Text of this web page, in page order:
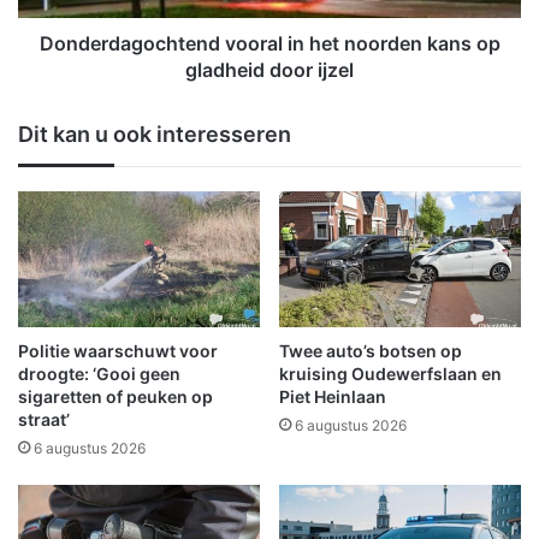
t
e
t
j
e
a
a
n
i
n
S
c
h
e
d
g
e
n
d
v
o
o
r
a
l
i
n
h
e
o
Donderdagochtend vooral in het noorden kans op
gladheid door ijzel
Dit kan u ook interesseren
Politie waarschuwt voor
droogte: ‘Gooi geen
sigaretten of peuken op
straat’
6 augustus 2026
Twee auto’s botsen op
kruising Oudewerfslaan en
Piet Heinlaan
6 augustus 2026